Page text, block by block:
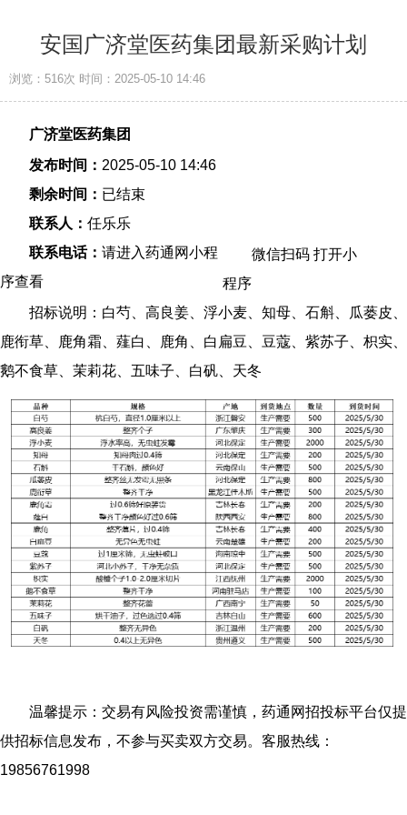
安国广济堂医药集团最新采购计划
浏览：516次 时间：2025-05-10 14:46
广济堂医药集团
发布时间： 2025-05-10 14:46
剩余时间： 已结束
联系人： 任乐乐
联系电话： 请进入药通网小程
序查看
微信扫码 打开小
程序
招标说明：白芍、高良姜、浮小麦、知母、石斛、瓜蒌皮、
鹿衔草、鹿角霜、薤白、鹿角、白扁豆、豆蔻、紫苏子、枳实、
鹅不食草、茉莉花、五味子、白矾、天冬
温馨提示：交易有风险投资需谨慎，药通网招投标平台仅提
供招标信息发布，不参与买卖双方交易。客服热线：
19856761998